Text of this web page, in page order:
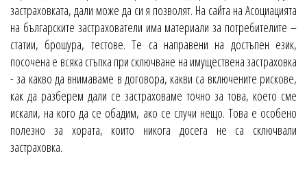
застраховката, дали може да си я позволят. На сайта на Асоциацията
на българските застрахователи има материали за потребителите –
статии, брошура, тестове. Те са направени на достъпен език,
посочена е всяка стъпка при сключване на имуществена застраховка
- за какво да внимаваме в договора, какви са включените рискове,
как да разберем дали се застраховаме точно за това, което сме
искали, на кого да се обадим, ако се случи нещо. Това е особено
полезно за хората, които никога досега не са сключвали
застраховка.